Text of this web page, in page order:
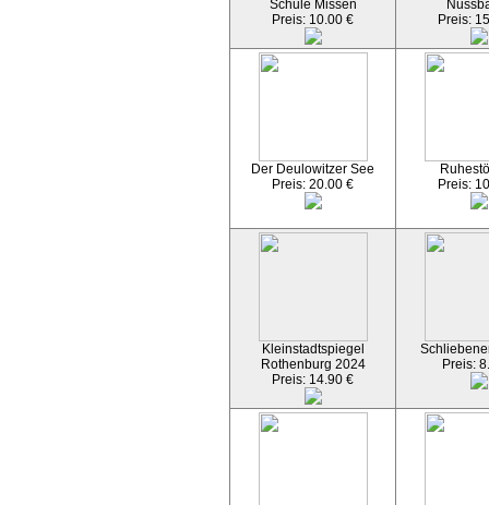
Schule Missen
Preis: 10.00 €
Preis:
Der Deulowitzer See
Preis: 20.00 €
Preis:
Kleinstadtspiegel
Rothenburg 2024
Preis: 14.90 €
Preis: